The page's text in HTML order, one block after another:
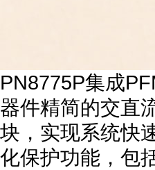
PN8775P集成
器件精简的交直
块，实现系统快
化保护功能，包